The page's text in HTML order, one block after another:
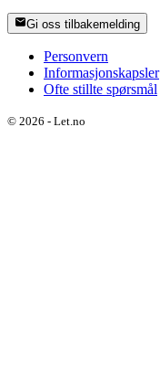
Gi oss tilbakemelding
Personvern
Informasjonskapsler
Ofte stillte spørsmål
© 2026 - Let.no